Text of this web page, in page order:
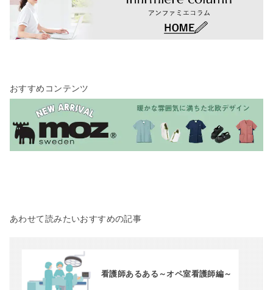
おすすめコンテンツ
あわせて読みたいおすすめの記事
看護師あるある～オペ室看護師編～